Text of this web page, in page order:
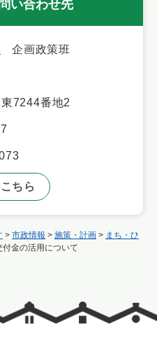
> 市政情報 > 施策・計画 > まち・ひ
付金の活用について
い合わせ先
企画政策班
7244番地2
ちら